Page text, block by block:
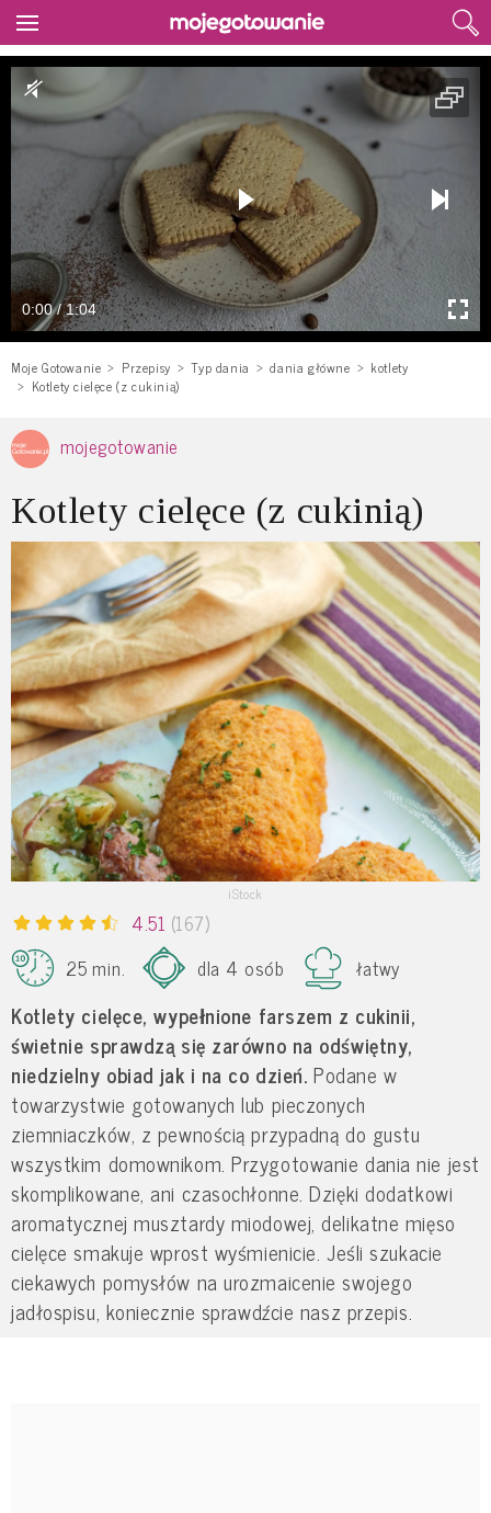
0:00 / 1:04
Moje Gotowanie Przepisy Typ dania dania główne
kotlety
Kotlety cielęce (z cukinią)
mojegotowanie
Kotlety cielęce (z cukinią)
iStock
4.51 (167)
25 min.
dla 4 osób łatwy
Kotlety cielęce, wypełnione farszem z cukinii,
świetnie sprawdzą się zarówno na odświętny,
niedzielny obiad jak i na co dzień. Podane w
towarzystwie gotowanych lub pieczonych
ziemniaczków, z pewnością przypadną do gustu
wszystkim domownikom. Przygotowanie dania nie jest
skomplikowane, ani czasochłonne. Dzięki dodatkowi
aromatycznej musztardy miodowej, delikatne mięso
cielęce smakuje wprost wyśmienicie. Jeśli szukacie
ciekawych pomysłów na urozmaicenie swojego
jadłospisu, koniecznie sprawdźcie nasz przepis.